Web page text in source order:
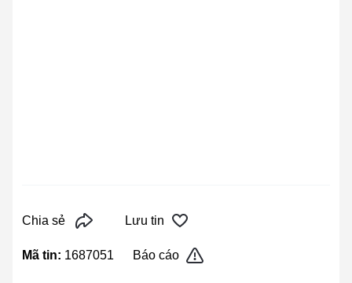
Chia sẻ Lưu tin
Mã tin: 1687051 Báo cáo